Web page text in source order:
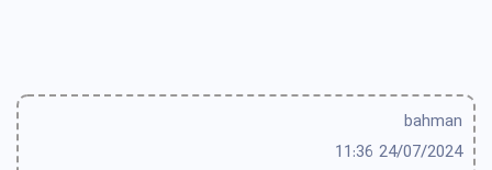
bahman
24/07/2024 11:36